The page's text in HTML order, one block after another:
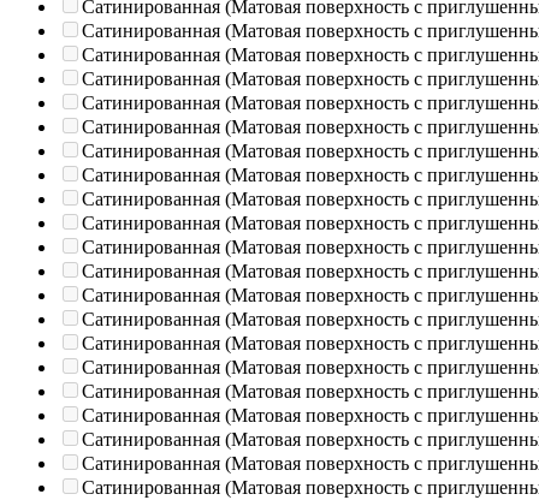
Сатинированная (Матовая поверхность с
Сатинированная (Матовая поверхность с
Сатинированная (Матовая поверхность с
Сатинированная (Матовая поверхность с
Сатинированная (Матовая поверхность с
Сатинированная (Матовая поверхность с
Сатинированная (Матовая поверхность с
Сатинированная (Матовая поверхность с
Сатинированная (Матовая поверхность с
Сатинированная (Матовая поверхность с
Сатинированная (Матовая поверхность с
Сатинированная (Матовая поверхность с
Сатинированная (Матовая поверхность с
Сатинированная (Матовая поверхность с
Сатинированная (Матовая поверхность с
Сатинированная (Матовая поверхность с
Сатинированная (Матовая поверхность с
Сатинированная (Матовая поверхность с
Сатинированная (Матовая поверхность с
Сатинированная (Матовая поверхность с
Сатинированная (Матовая поверхность с